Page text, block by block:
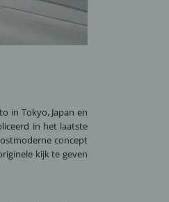
in Tokyo, Japan en
in het laatste
concept
kijk te geven